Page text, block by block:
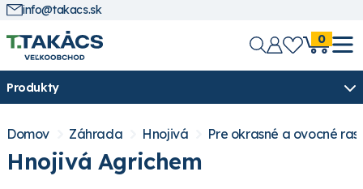
info@takacs.sk
0
Produkty
Domov Záhrada Hnojivá Pre okrasné a ovocné
Hnojivá Agrichem